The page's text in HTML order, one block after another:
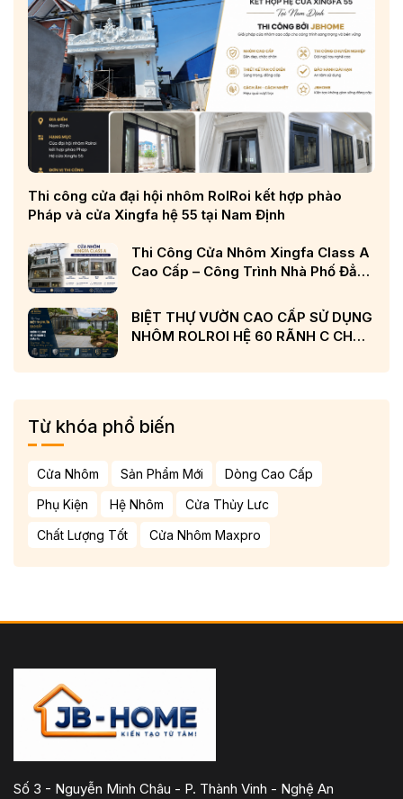
Thi công cửa đại hội nhôm RolRoi kết hợp phào
Pháp và cửa Xingfa hệ 55 tại Nam Định
Thi Công Cửa Nhôm Xingfa Class A
Cao Cấp – Công Trình Nhà Phố Đẳng
BIỆT THỰ VƯỜN CAO CẤP SỬ DỤNG
NHÔM ROLROI HỆ 60 RÃNH C CHÂU
Từ khóa phổ biến
Cửa Nhôm Sản Phẩm Mới
Dòng Cao Cấp
Phụ Kiện
Hệ Nhôm
Cửa Thủy Lưc
Chất Lượng Tốt
Cửa Nhôm Maxpro
Số 3 - Nguyễn Minh Châu - P. Thành Vinh - Nghệ An